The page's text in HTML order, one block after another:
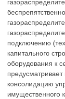
подключению
капитального
оборудования к
консолидацию
имущественного